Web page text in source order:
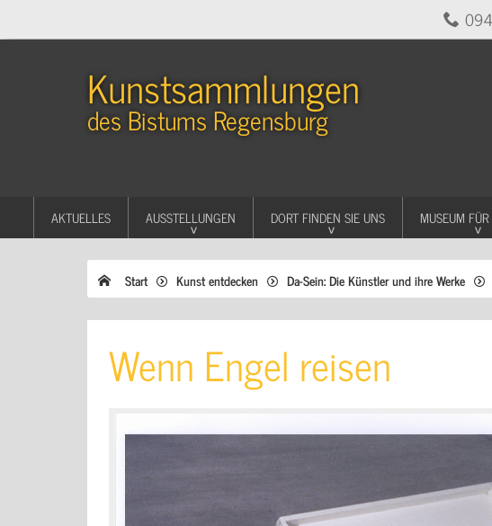
Kunstsammlungen
des Bistums Regensburg
AKTUELLES AUSSTELLUNGEN DORT FINDEN SIE UNS MUSEUM
Start Kunst entdecken Da-Sein: Die Künstler und ihre Werke
Wenn Engel reisen